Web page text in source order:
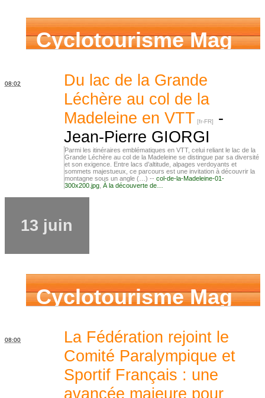
Cyclotourisme Mag
08:02
Du lac de la Grande
Léchère au col de la
Madeleine en VTT
-
Jean-Pierre GIORGI
Parmi les itinéraires emblématiques en VTT, celui reliant le lac de la
Grande Léchère au col de la Madeleine se distingue par sa diversité
et son exigence. Entre lacs d’altitude, alpages verdoyants et
sommets majestueux, ce parcours est une invitation à découvrir la
montagne sous un angle (…) -- col-de-la-Madeleine-01-
300x200.jpg À la découverte de…
13 juin
Cyclotourisme Mag
08:00
La Fédération rejoint le
Comité Paralympique et
Sportif Français : une
avancée majeure pour